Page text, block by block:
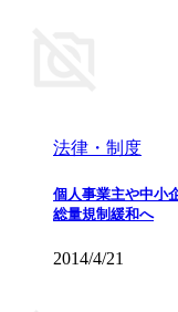
法律・制度
個人事業主や中小
総量規制緩和へ
2014/4/21